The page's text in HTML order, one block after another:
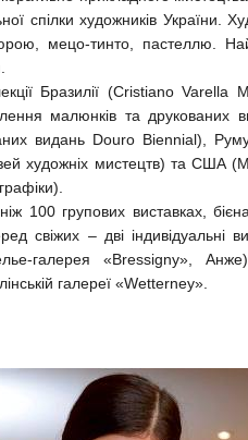
спілки художників України.
мецо-тинто, пастеллю.
Бразилії (Cristiano Varella
малюнків та друкованих
видань Douro Biennial),
художніх мистецтв) та США
100 групових виставках,
свіжих – дві індивідуальні
галерея «Bressigny»,
галереї «Wetterney».